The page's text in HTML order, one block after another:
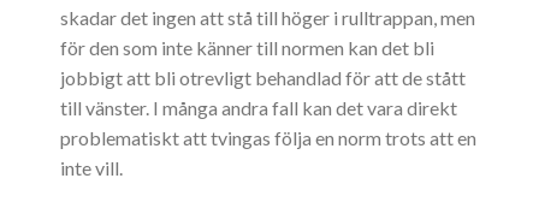
skadar det ingen att stå till höger i rulltrappan, men
för den som inte känner till normen kan det bli
jobbigt att bli otrevligt behandlad för att de stått
till vänster. I många andra fall kan det vara direkt
problematiskt att tvingas följa en norm trots att en
inte vill.